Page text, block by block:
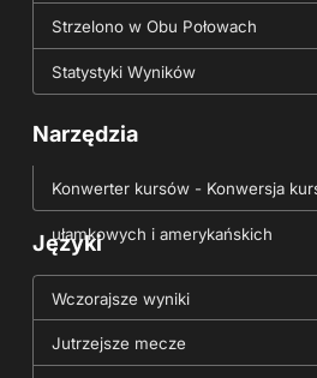
Strzelono w Obu Połowach
Statystyki Wyników
Narzędzia
Konwerter kursów - Konwersja
ułamkowych i amerykańskich
Języki
Wczorajsze wyniki
Jutrzejsze mecze